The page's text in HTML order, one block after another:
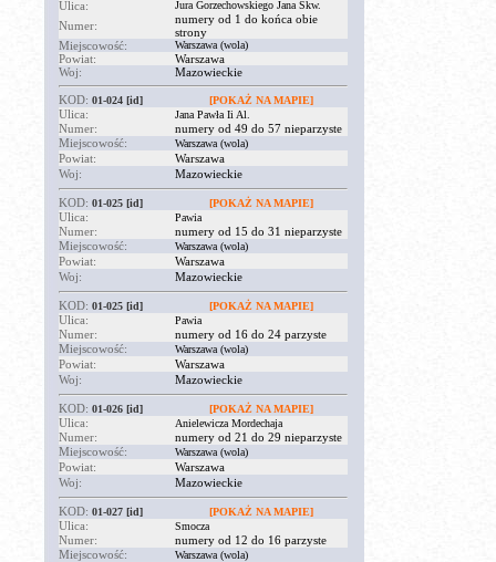
Ulica: Jura Gorzechowskiego Jana Skw.
Numer:
numery od 1 do końca obie
strony
Miejscowość:
Warszawa (wola)
Powiat:
Warszawa
Woj:
Mazowieckie
KOD: 01-024 [id] [POKAŻ NA MAPIE]
Ulica: Jana Pawła Ii Al.
Numer:
numery od 49 do 57 nieparzyste
Miejscowość:
Warszawa (wola)
Powiat:
Warszawa
Woj:
Mazowieckie
KOD: 01-025 [id] [POKAŻ NA MAPIE]
Ulica: Pawia
Numer:
numery od 15 do 31 nieparzyste
Miejscowość:
Warszawa (wola)
Powiat:
Warszawa
Woj:
Mazowieckie
KOD: 01-025 [id] [POKAŻ NA MAPIE]
Ulica: Pawia
Numer:
numery od 16 do 24 parzyste
Miejscowość:
Warszawa (wola)
Powiat:
Warszawa
Woj:
Mazowieckie
KOD: 01-026 [id] [POKAŻ NA MAPIE]
Ulica: Anielewicza Mordechaja
Numer:
numery od 21 do 29 nieparzyste
Miejscowość:
Warszawa (wola)
Powiat:
Warszawa
Woj:
Mazowieckie
KOD: 01-027 [id] [POKAŻ NA MAPIE]
Ulica: Smocza
Numer:
numery od 12 do 16 parzyste
Miejscowość:
Warszawa (wola)